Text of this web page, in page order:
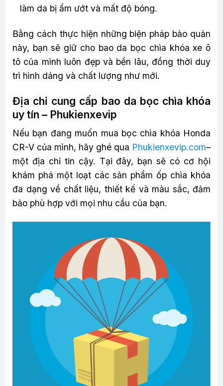
làm da bị ẩm ướt và mất độ bóng.
Bằng cách thực hiện những biện pháp bảo quản
này, bạn sẽ giữ cho bao da bọc chìa khóa xe ô
tô của mình luôn đẹp và bền lâu, đồng thời duy
trì hình dáng và chất lượng như mới.
Địa chỉ cung cấp bao da bọc chìa khóa
uy tín – Phukienxevip
Nếu bạn đang muốn mua bọc chìa khóa Honda
CR-V của mình, hãy ghé qua Phukienxevip.com–
một địa chỉ tin cậy. Tại đây, bạn sẽ có cơ hội
khám phá một loạt các sản phẩm ốp chìa khóa
đa dạng về chất liệu, thiết kế và màu sắc, đảm
bảo phù hợp với mọi nhu cầu của bạn.